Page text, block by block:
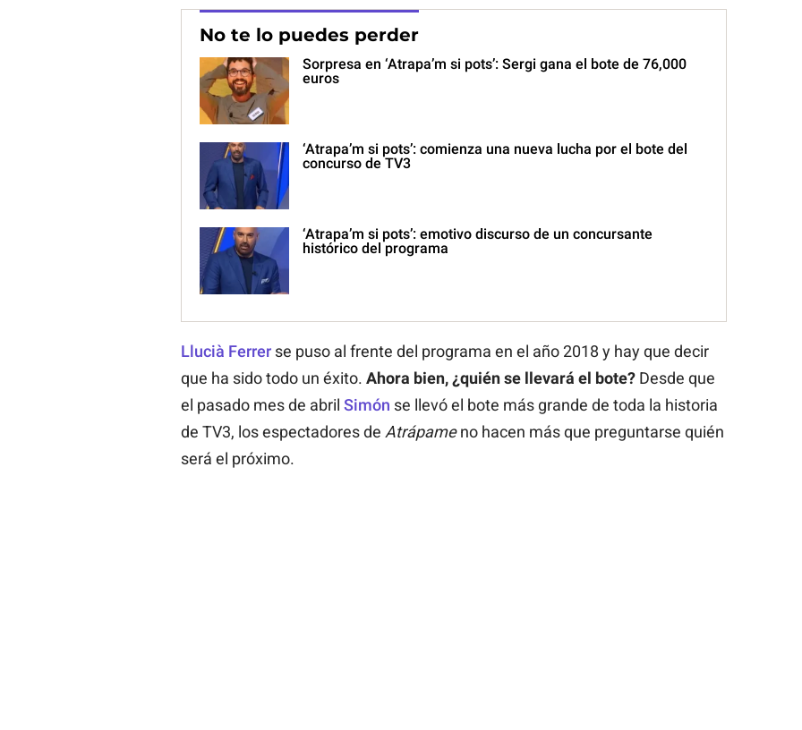
No te lo puedes perder
Sorpresa en ‘Atrapa’m si pots’: Sergi gana el bote de 76,000
euros
‘Atrapa’m si pots’: comienza una nueva lucha por el bote del
concurso de TV3
‘Atrapa’m si pots’: emotivo discurso de un concursante
histórico del programa
Llucià Ferrerse puso al frente del programa en el año 2018 y hay que decir
que ha sido todo un éxito. Ahora bien, ¿quién se llevará el bote? Desde que
el pasado mes de abril Simón se llevó el bote más grande de toda la historia
de TV3, los espectadores de Atrápameno hacen más que preguntarse quién
será el próximo.